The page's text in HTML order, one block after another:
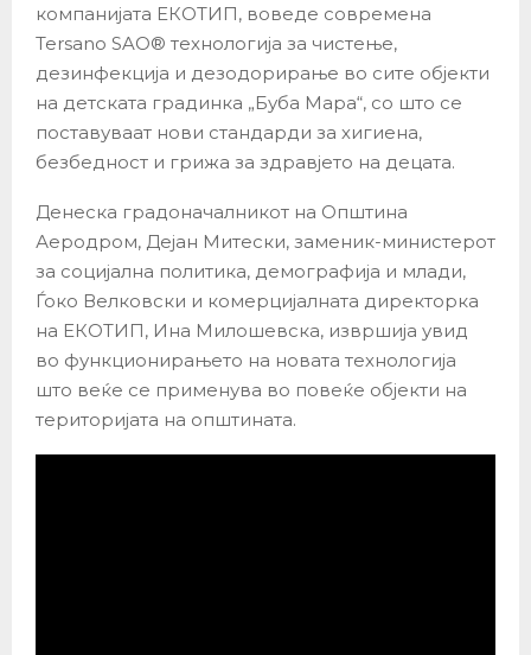
компанијата ЕКОТИП, воведе современа
Tersano SAO® технологија за чистење,
дезинфекција и дезодорирање во сите објекти
на детската градинка „Буба Мара“, со што се
поставуваат нови стандарди за хигиена,
безбедност и грижа за здравјето на децата.
Денеска градоначалникот на Општина
Аеродром, Дејан Митески, заменик-министерот
за социјална политика, демографија и млади,
Ѓоко Велковски и комерцијалната директорка
на ЕКОТИП, Ина Милошевска, извршија увид
во функционирањето на новата технологија
што веќе се применува во повеќе објекти на
територијата на општината.